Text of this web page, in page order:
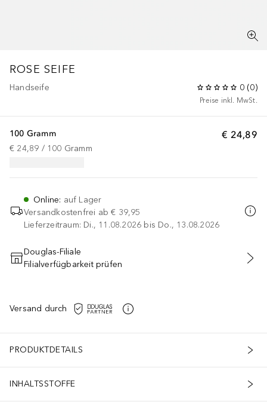
ROSE SEIFE
Handseife 0 (0)
Preise inkl. MwSt.
€ 24,89
100 Gramm
€ 24,89 / 100 Gramm
Online: auf Lager
Versandkostenfrei ab € 39,95
Lieferzeitraum: Di., 11.08.2026 bis Do., 13.08.2026
IN DEN WARENKORB
Douglas-Filiale
Filialverfügbarkeit prüfen
Versand durch
PRODUKTDETAILS
INHALTSSTOFFE